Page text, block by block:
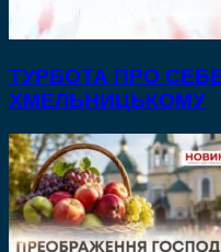
ТУРБОТА ПРО
ХМЕЛЬНИЦЬКОМУ